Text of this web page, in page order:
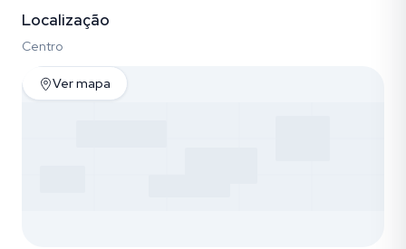
Localização
Centro
Ver mapa